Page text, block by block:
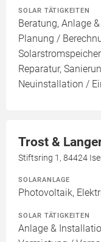
SOLAR TÄTIGKEITEN
Beratung, Anlage
Planung /
Reparatur,
Neuinstallation /
Trost &
Stiftsring 1, 84424
SOLARANLAGE
Photovoltaik,
SOLAR TÄTIGKEITEN
Anlage &